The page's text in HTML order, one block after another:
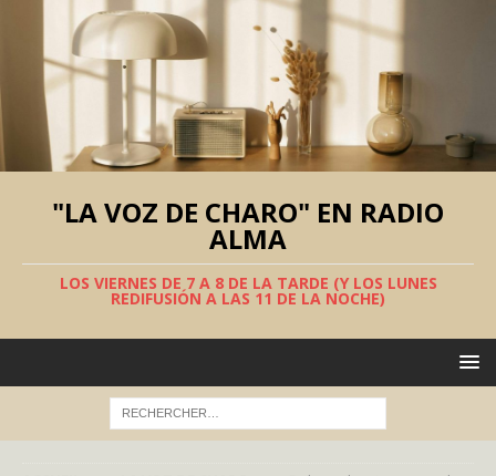
"LA VOZ DE CHARO" EN RADIO
ALMA
LOS VIERNES DE 7 A 8 DE LA TARDE (Y LOS LUNES
REDIFUSIÓN A LAS 11 DE LA NOCHE)